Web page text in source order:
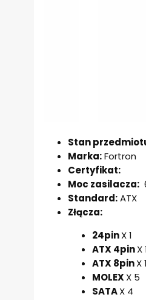
Stan
Marka:Fortron
Certyfikat:
Moc zasilacza:
Standard:ATX
Złącza:
24pinX 1
ATX 4pinX
ATX 8pinX 1
MOLEXX 5
SATAX 4